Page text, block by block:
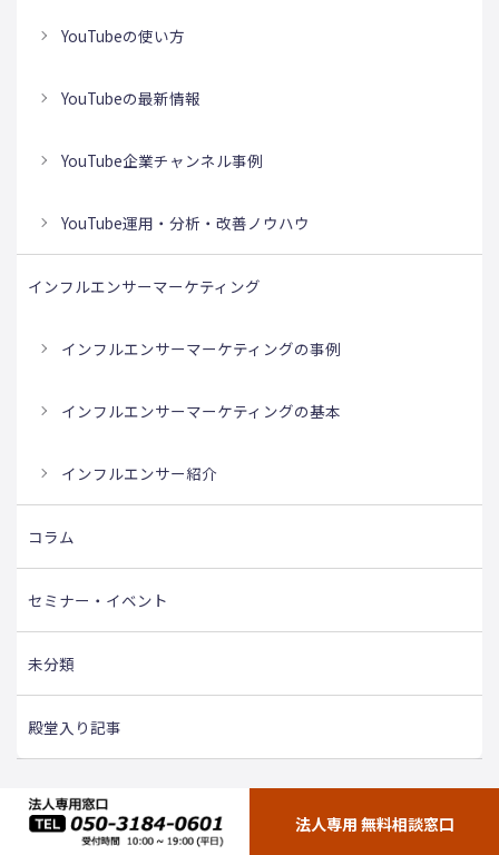
YouTubeの使い方
YouTubeの最新情報
YouTube企業チャンネル事例
YouTube運用・分析・改善ノウハウ
インフルエンサーマーケティング
インフルエンサーマーケティングの事例
インフルエンサーマーケティングの基本
インフルエンサー紹介
コラム
セミナー・イベント
未分類
殿堂入り記事
タグ
法人専用 無料相談窓口